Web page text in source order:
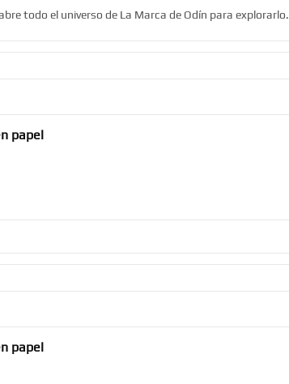
todo el universo de La Marca de Odín para explorarlo.
papel
papel